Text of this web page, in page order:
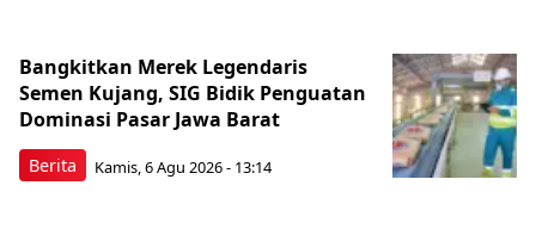
Berita
Bangkitkan Merek Legendaris
Semen Kujang, SIG Bidik Penguatan
Dominasi Pasar Jawa Barat
Kamis, 6 Agu 2026 - 13:14